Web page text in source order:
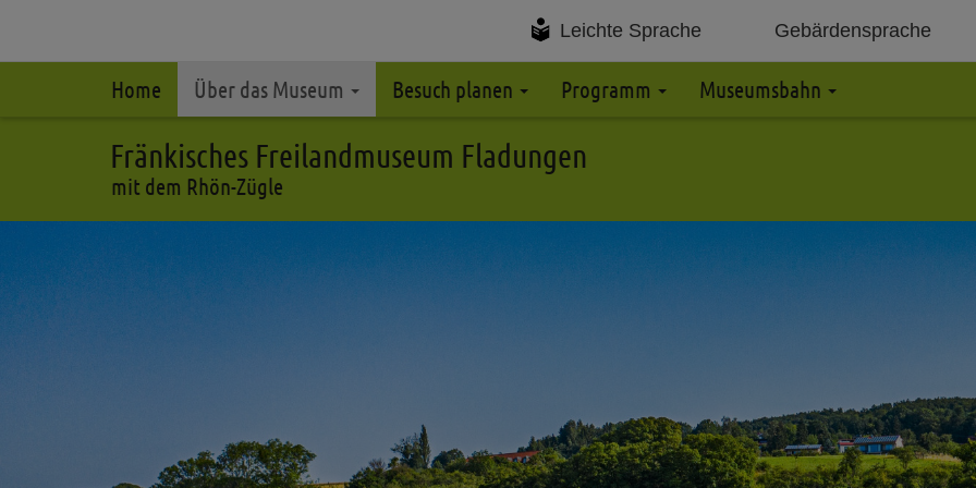
Leichte Sprache Gebärdensprache
Home Über das Museum Besuch planen Programm Museumsbahn
Fränkisches Freilandmuseum Fladungen
mit dem Rhön-Zügle